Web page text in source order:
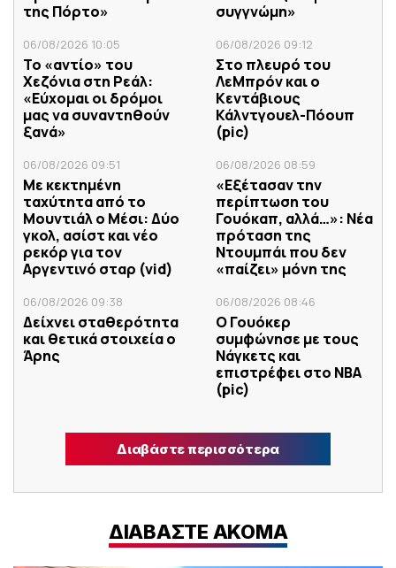
της Πόρτο»
06/08/2026 10:05
Το «αντίο» του
Χεζόνια στη Ρεάλ:
«Εύχομαι οι δρόμοι
μας να συναντηθούν
ξανά»
06/08/2026 09:51
Με κεκτημένη
ταχύτητα από το
Μουντιάλ ο Μέσι: Δύο
γκολ, ασίστ και νέο
ρεκόρ για τον
Αργεντινό σταρ (vid)
06/08/2026 09:38
Δείχνει σταθερότητα
και θετικά στοιχεία ο
Άρης
συγγνώμη»
06/08/2026 09:12
Στο πλευρό του
ΛεΜπρόν και ο
Κεντάβιους
Κάλντγουελ-Πόουπ
(pic)
06/08/2026 08:59
«Εξέτασαν την
περίπτωση του
Γουόκαπ, αλλά…»: Νέα
πρόταση της
Ντουμπάι που δεν
«παίζει» μόνη της
06/08/2026 08:46
Ο Γουόκερ
συμφώνησε με τους
Νάγκετς και
επιστρέφει στο NBA
(pic)
Διαβάστε περισσότερα
ΔΙΑΒΑΣΤΕ ΑΚΟΜΑ